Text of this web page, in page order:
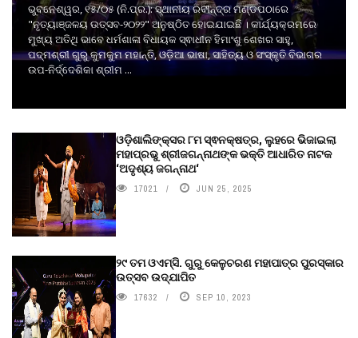
ଭୁବନେଶ୍ୱର, ୧୫/୦୫ (ନି.ପ୍ର.): ସ୍ଥାନୀୟ ରବୀନ୍ଦ୍ର ମଣ୍ଡପଠାରେ
"ନୃତ୍ୟାଞ୍ଜଳୟ ଉତ୍ସବ-୨୦୨୨" ଅନୁଷ୍ଠିତ ହୋଇଯାଇଛି । କାର୍ଯ୍ୟକ୍ରମରେ
ମୁଖ୍ୟ ଅତିଥି ଭାବେ ଧର୍ମଶାଳା ବିଧାୟକ ସ୍ଵାଧୀନ ହିମାଂଶୁ ଶେଖର ସାହୁ,
ପଦ୍ମଶ୍ରୀ ଗୁରୁ କୁମକୁମ ମହାନ୍ତି, ଓଡ଼ିଆ ଭାଷା, ସାହିତ୍ୟ ଓ ସଂସ୍କୃତି ବିଭାଗର
ଉପ-ନିର୍ଦ୍ଦେଶିକା ଶ୍ରୀମ ...
ଓଡ଼ିଶାଲିଙ୍କ୍ସର ୮ମ ସ୍ଵନକ୍ଷତ୍ର, ଲୁହରେ ଭିଜାଇଲା
ମହାପ୍ରଭୁ ଶ୍ରୀଜଗନ୍ନାଥଙ୍କ ଭକ୍ତି ଆଧାରିତ ନାଟକ
‘ଅଦୃଶ୍ୟ ଜଗନ୍ନାଥ‘
17021 JUN 25, 2025
୨୯ ତମ ଓଏମ୍‌ସି. ଗୁରୁ କେଳୁଚରଣ ମହାପାତ୍ର ପୁରସ୍କାର
ଉତ୍ସବ ଉଦ୍‍ଯାପିତ
17632 SEP 10, 2023